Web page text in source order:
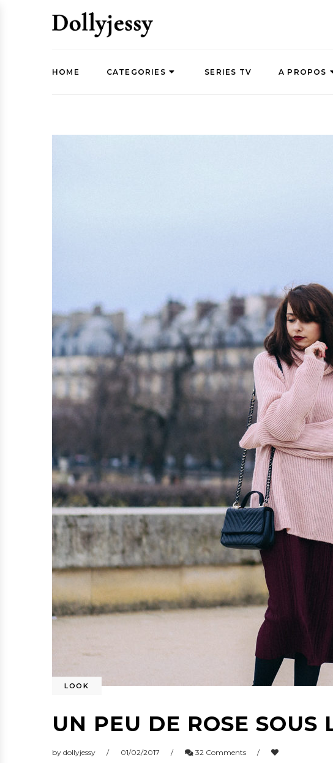
HOME CATEGORIES SERIES TV A PROPOS
LOOK
UN PEU DE ROSE SOUS
by dollyjessy 01/02/2017 32 Comments